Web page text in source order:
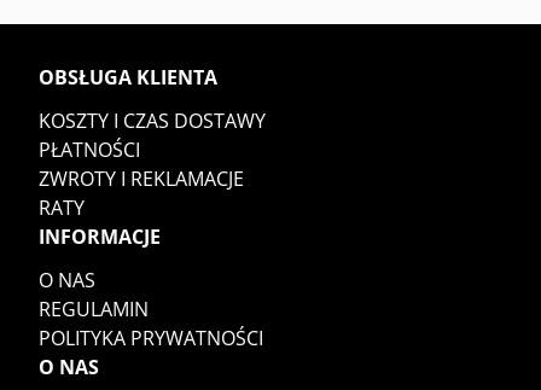
OBSŁUGA KLIENTA
KOSZTY I CZAS DOSTAWY
PŁATNOŚCI
ZWROTY I REKLAMACJE
RATY
INFORMACJE
O NAS
REGULAMIN
POLITYKA PRYWATNOŚCI
O NAS